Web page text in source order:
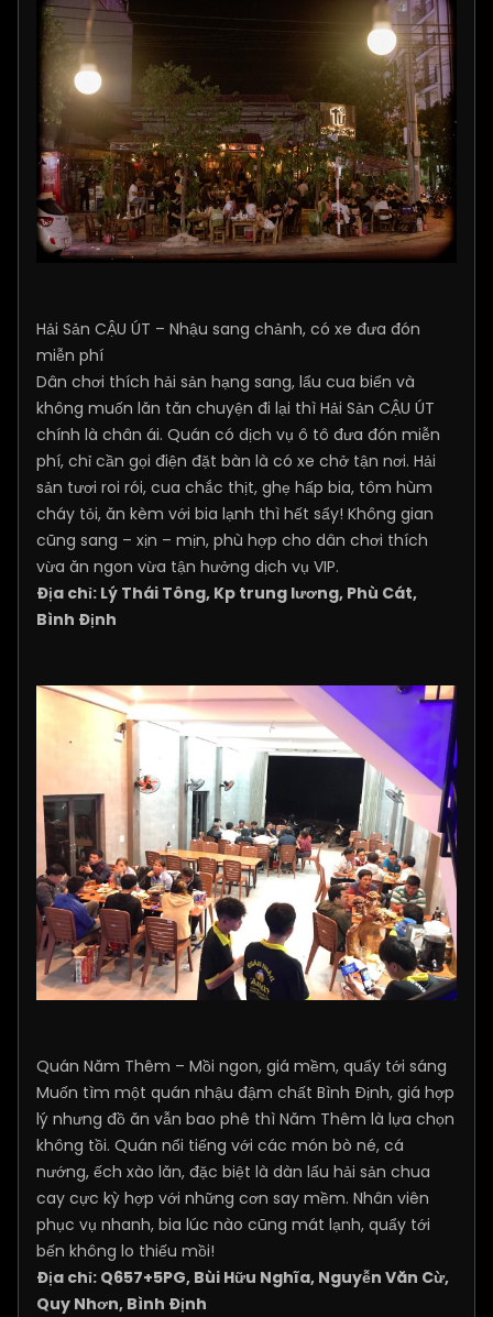
Hải Sản CẬU ÚT – Nhậu sang chảnh, có xe đưa đón
miễn phí
Dân chơi thích hải sản hạng sang, lẩu cua biển và
không muốn lăn tăn chuyện đi lại thì Hải Sản CẬU ÚT
chính là chân ái. Quán có dịch vụ ô tô đưa đón miễn
phí, chỉ cần gọi điện đặt bàn là có xe chở tận nơi. Hải
sản tươi roi rói, cua chắc thịt, ghẹ hấp bia, tôm hùm
cháy tỏi, ăn kèm với bia lạnh thì hết sẩy! Không gian
cũng sang – xịn – mịn, phù hợp cho dân chơi thích
vừa ăn ngon vừa tận hưởng dịch vụ VIP.
​Địa chỉ: Lý Thái Tông, Kp trung lương, Phù Cát,
Bình Định
Quán Năm Thêm – Mồi ngon, giá mềm, quẩy tới sáng
Muốn tìm một quán nhậu đậm chất Bình Định, giá hợp
lý nhưng đồ ăn vẫn bao phê thì Năm Thêm là lựa chọn
không tồi. Quán nổi tiếng với các món bò né, cá
nướng, ếch xào lăn, đặc biệt là dàn lẩu hải sản chua
cay cực kỳ hợp với những cơn say mềm. Nhân viên
phục vụ nhanh, bia lúc nào cũng mát lạnh, quẩy tới
bến không lo thiếu mồi!
Địa chỉ: Q657+5PG, Bùi Hữu Nghĩa, Nguyễn Văn Cừ,
Quy Nhơn, Bình Định